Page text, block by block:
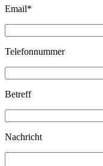
Email*
Telefonnummer
Betreff
Nachricht